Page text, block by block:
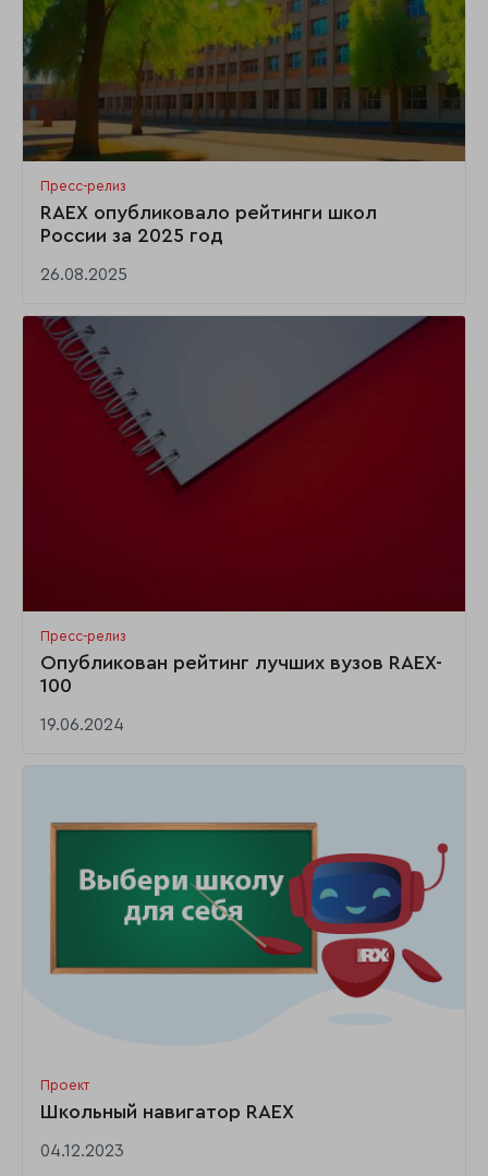
Пресс-релиз
RAEX опубликовало рейтинги школ
России за 2025 год
26.08.2025
Пресс-релиз
Опубликован рейтинг лучших вузов RAEX-
100
19.06.2024
Проект
Школьный навигатор RAEX
04.12.2023